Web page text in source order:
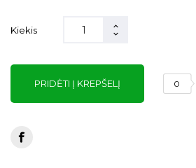
Kiekis
PRIDĖTI Į KREPŠELĮ 0